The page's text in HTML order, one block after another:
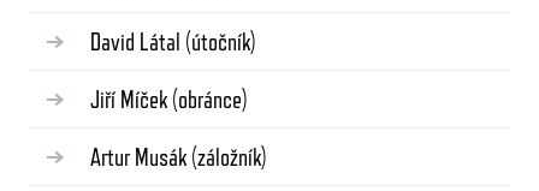
David Látal (útočník)
Jiří Míček (obránce)
Artur Musák (záložník)